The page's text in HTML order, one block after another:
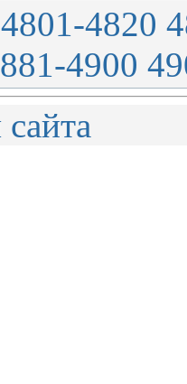
4801-4820
4900